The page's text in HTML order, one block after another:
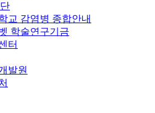
교 감염병 종합안내
학술연구기금
터
발원